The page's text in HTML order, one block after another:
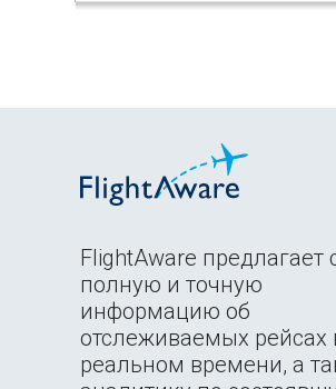
FlightAware предлагает
полную и точную
информацию об
отслеживаемых рейсах
реальном времени, а